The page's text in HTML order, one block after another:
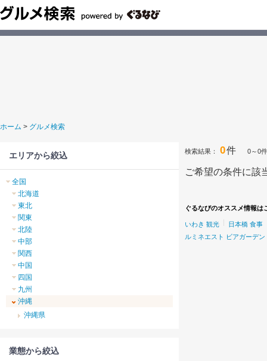
ホーム > グルメ検索
検索結果： 0件 0～0件
ご希望の条件に該
ぐるなびのオススメ情報は
いわき 観光
日本橋 食事
ルミネエスト ビアガーデン
エリアから絞込
全国
北海道
東北
関東
北陸
中部
関西
中国
四国
九州
沖縄
沖縄県
業態から絞込